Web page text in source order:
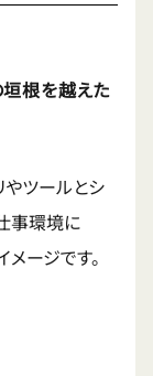
根を越えた
ツールとシ
事環境に
ージです。